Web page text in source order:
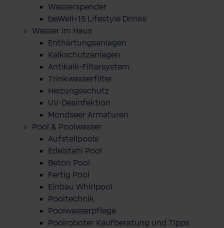
Wasserspender
beWell+15 Lifestyle Drinks
Wasser im Haus
Enthärtungsanlagen
Kalkschutzanlagen
Antikalk-Filtersystem
Trinkwasserfilter
Heizungsschutz
UV-Desinfektion
Mondseer Armaturen
Pool & Poolwasser
Aufstellpools
Edelstahl Pool
Beton Pool
Fertig Pool
Einbau Whirlpool
Pooltechnik
Poolwasserpflege
Poolroboter Kaufberatung und Tipps